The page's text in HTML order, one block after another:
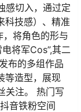
感切入，通过定
科技感）、精准
，将角色的形与
将军Cos”,其二
布的多组作品
等造型，展现
关注。 热门写
音铁粉空间